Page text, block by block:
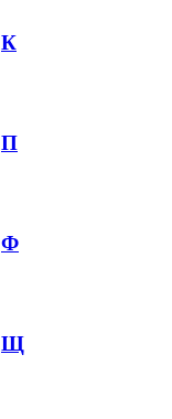
К
П
Ф
Щ